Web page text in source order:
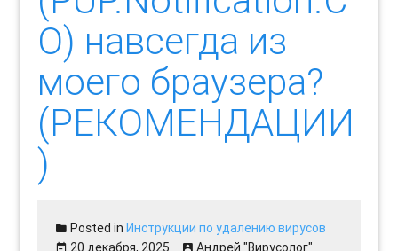
O) навсегда из
моего браузера?
(РЕКОМЕНДАЦИИ
)
Posted inИнструкции по удалению вирусов
20 декабря, 2025
Андрей "Вирусолог"